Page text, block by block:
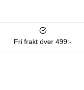
Fri frakt över 499:-